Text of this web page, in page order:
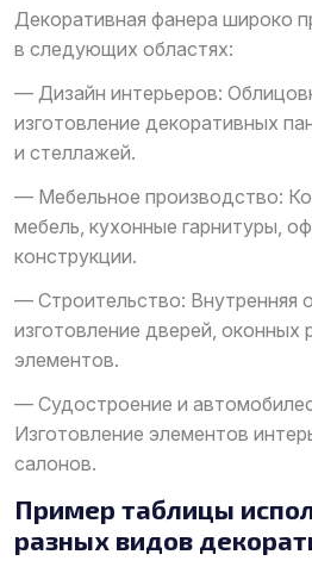
Декоративная фанера широко
в следующих областях:
— Дизайн интерьеров:
изготовление декоративных
и стеллажей.
— Мебельное производство:
мебель, кухонные гарнитуры,
конструкции.
— Строительство: Внутренняя
изготовление дверей, оконных
элементов.
— Судостроение и
Изготовление элементов
салонов.
Пример таблицы
разных видов